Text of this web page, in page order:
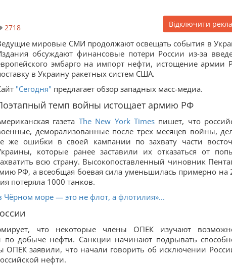
2718 Відключити
мировые СМИ продолжают освещать события в
обсуждают финансовые потери России из-за
эмбарго на импорт нефти, истощение армии
в Украину ракетных систем США.
"Сегодня" предлагает обзор западных масс-медиа.
темп войны истощает армию РФ
газета The New York Timesпишет, что
деморализованные после трех месяцев войны,
же ошибки в своей кампании по захвату части
которые ранее заставили их отказаться от
всю страну. Высокопоставленный чиновник
РФ, а всеобщая боевая сила уменьшилась примерно на
потеряла 1000 танков.
Чёрном море — это не флот, а флотилия»...
что некоторые члены ОПЕК изучают
по добыче нефти. Санкции начинают подрывать
заявили, что начали говорить об исключении
нефти.